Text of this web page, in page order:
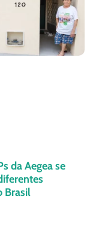
da Aegea se
Brasil